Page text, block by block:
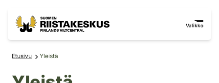
Valikko
Etusivu Yleistä